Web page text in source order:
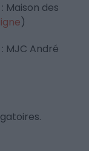
Maison des
)
MJC André